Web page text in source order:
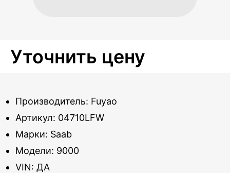
Уточнить цену
Производитель: Fuyao
Артикул: 04710LFW
Марки: Saab
Модели: 9000
VIN: ДА